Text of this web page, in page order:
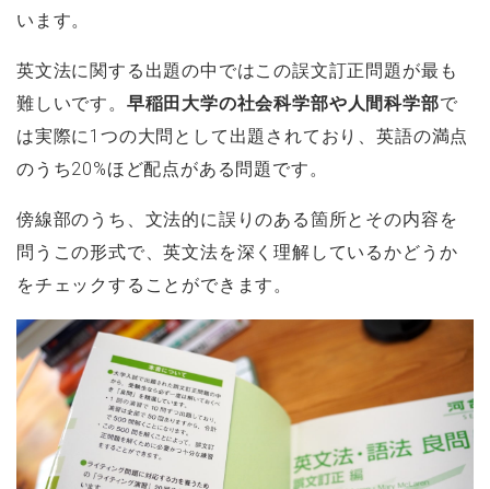
います。
英文法に関する出題の中ではこの誤文訂正問題が最も
難しいです。 早稲田大学の社会科学部や人間科学部で
は実際に1つの大問として出題されており、英語の満点
のうち20%ほど配点がある問題です。
傍線部のうち、文法的に誤りのある箇所とその内容を
問うこの形式で、英文法を深く理解しているかどうか
をチェックすることができます。